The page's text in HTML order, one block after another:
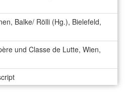
Balke/ Rölli (Hg.), Bielefeld,
und Classe de Lutte, Wien,